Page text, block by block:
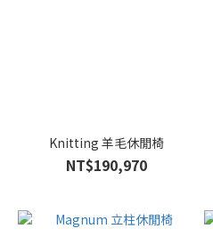
Knitting 羊毛休閒椅
NT$190,970